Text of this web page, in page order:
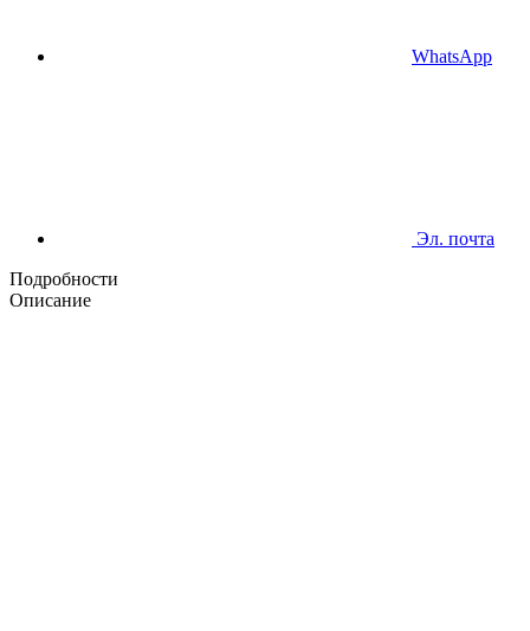
WhatsApp
Эл. почта
Подробности
Описание